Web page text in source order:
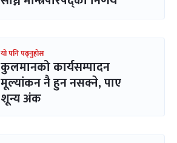
यो पनि पढ्नुहोस
कुलमानको कार्यसम्पादन
मूल्यांकन नै हुन नसक्ने, पाए
शून्य अंक